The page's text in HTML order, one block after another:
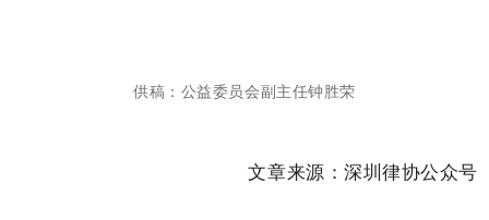
供稿：公益委员会副主任钟胜荣
文章来源：深圳律协公众号